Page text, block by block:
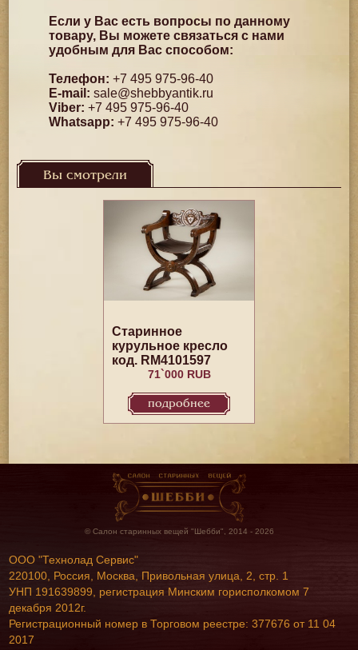
Если у Вас есть вопросы по данному
товару, Вы можете связаться с нами
удобным для Вас способом:
Телефон: +7 495 975-96-40
E-mail: sale@shebbyantik.ru
Viber: +7 495 975-96-40
Whatsapp: +7 495 975-96-40
Вы смотрели
Старинное
курульное кресло
код. RM4101597
71`000 RUB
подробнее
© Салон старинных вещей "Шебби", 2014 - 2026
ООО "Технолад Сервис"
220100, Россия, Москва, Привольная улица, 2, стр. 1
УНП 191639899, регистрация Минским горисполкомом 7
декабря 2012г.
Регистрационный номер в Торговом реестре: 377676 от 11 04
2017